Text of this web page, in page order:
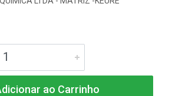
ao Carrinho